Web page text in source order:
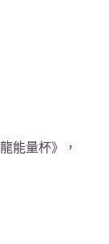
能量杯》，